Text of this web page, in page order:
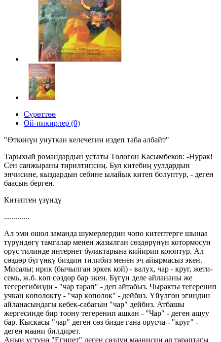
Сүрөттөө
Ой-пикирлер (0)
"Өткөнүн унуткан келечегин издеп таба албайт"
Тарыхый романдардын устаты Төлөгөн Касымбеков: -Нурак!
Сен санжыраны тирилтипсиң. Бул китебиң уулдардын
энчисине, кыздардын себине ылайык китеп болуптур, - деген
баасын берген.
Китептен үзүндү
.............
Ал эми ошол заманда шумерлердин чопо китептерге шынаа
түрүндөгү тамгалар менен жазылган сөздөрүнүн котормосун
орус тилинде интернет булактарына кийирип коюптур. Ал
сөздөр бүгүнкү биздин тилибиз менен эч айырмасыз экен.
Мисалы; ирик (бычылган эркек кой) - валух, чар - круг, жети-
семь, ж.б. көп сөздөр бар экен. Бүгүн деле айлананы же
тегерегибизди - "чар тарап" - деп айтабыз. Чыракты тегеренип
учкан көпөлөктү - "чар көпөлөк" - дейбиз. Үйүлгөн эгиндин
айланасындагы кебек-сабагын "чар" дейбиз. Атбашы
жергесинде бир тоону тегеренип ашкан - "Чар" - деген ашуу
бар. Кыскасы "чар" деген сөз бизде гана орусча - "круг" -
деген маани билдирет.
Анын үстүнө "Египет" деген сөздүн маанисин ал тараптагы